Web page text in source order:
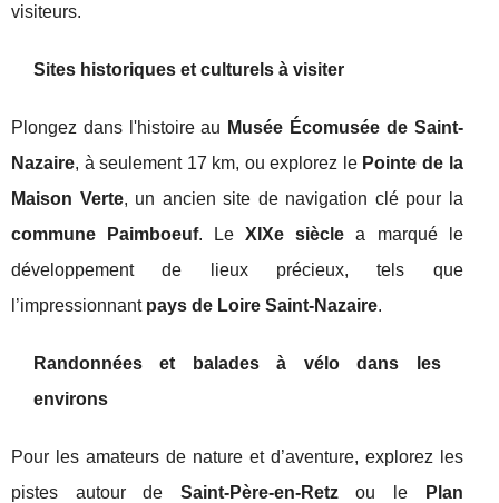
visiteurs.
Sites historiques et culturels à visiter
Plongez dans l'histoire au Musée Écomusée de Saint-
Nazaire, à seulement 17 km, ou explorez le Pointe de la
Maison Verte, un ancien site de navigation clé pour la
commune Paimboeuf. LeXIXe siècle a marqué le
développement de lieux précieux, tels que
l’impressionnant pays de Loire Saint-Nazaire.
Randonnées et balades à vélo dans les
environs
Pour les amateurs de nature et d’aventure, explorez les
pistes autour de Saint-Père-en-Retzou le
Plan